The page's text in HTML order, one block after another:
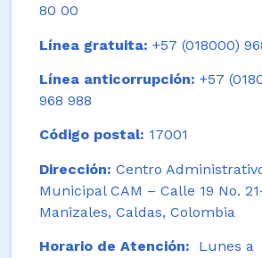
80 00
Línea gratuita: +57 (018000)
Línea anticorrupción: +57
968 988
Código postal: 17001
Dirección: Centro
Municipal CAM – Calle 19 No.
Manizales, Caldas, Colombia
Horario de Atención: Lunes a